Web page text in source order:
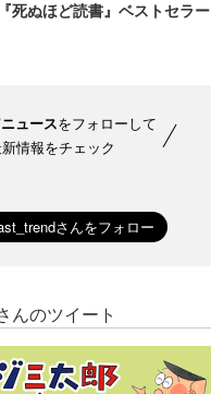
ぬほど読書』ベストセラー
ュースをフォローして
情報をチェック
んのツイート